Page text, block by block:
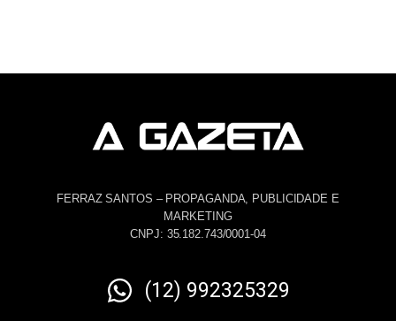
FERRAZ SANTOS – PROPAGANDA, PUBLICIDADE E
MARKETING
CNPJ: 35.182.743/0001-04
(12) 992325329